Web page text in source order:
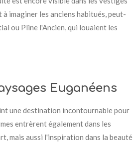
imaginer les anciens habitués, peut-
ou Pline l'Ancien, qui louaient les
Euganéens
une destination incontournable pour
entrèrent également dans les
mais aussi l'inspiration dans la beauté